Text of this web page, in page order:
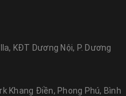
được bảo vệ tốt hơn nhờ
KĐT Dương Nội, P. Dương
Khang Điền, Phong Phú, Bình